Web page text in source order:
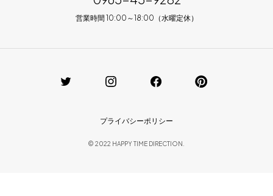
営業時間 10:00～18:00（水曜定休）
プライバシーポリシー
© 2022 HAPPY TIME DIRECTION.